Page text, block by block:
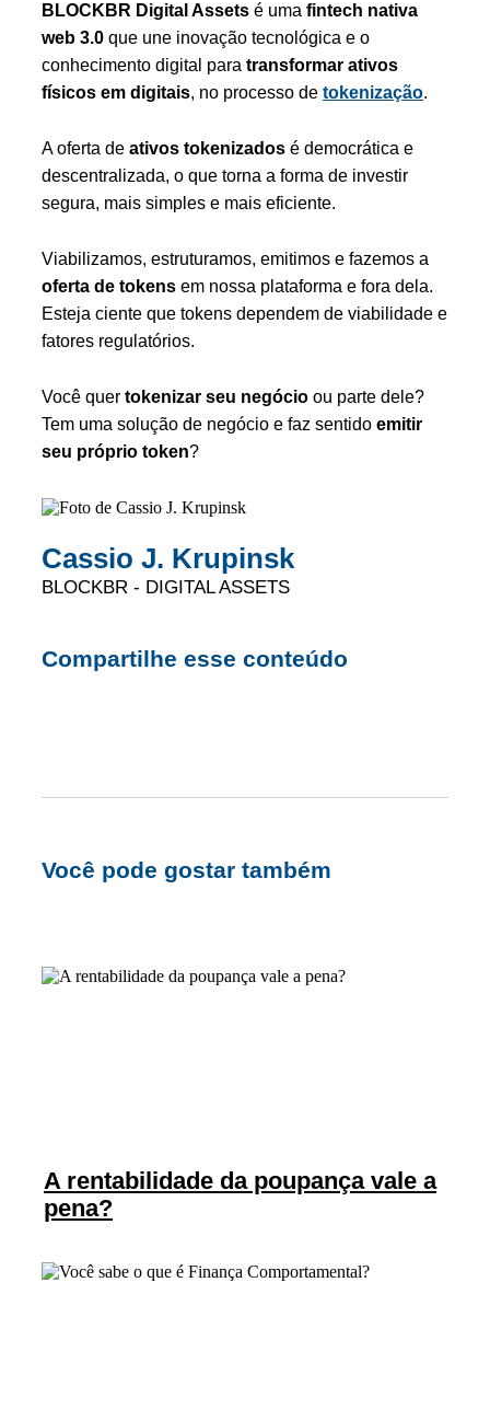
BLOCKBR Digital Assets é uma fintech nativa
web 3.0 que une inovação tecnológica e o
conhecimento digital para transformar ativos
físicos em digitais, no processo de tokenização.
A oferta de ativos tokenizados é democrática e
descentralizada, o que torna a forma de investir
segura, mais simples e mais eficiente.
Viabilizamos, estruturamos, emitimos e fazemos a
oferta de tokens em nossa plataforma e fora dela.
Esteja ciente que tokens dependem de viabilidade e
fatores regulatórios.
Você quer tokenizar seu negócio ou parte dele?
Tem uma solução de negócio e faz sentido emitir
seu próprio token?
Cassio J. Krupinsk
BLOCKBR - DIGITAL ASSETS
Compartilhe esse conteúdo
Você pode gostar também
A rentabilidade da poupança vale a
pena?